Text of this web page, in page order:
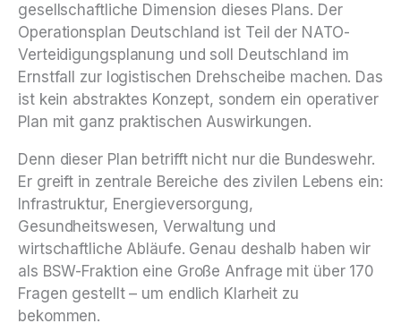
gesellschaftliche Dimension dieses Plans. Der
Operationsplan Deutschland ist Teil der NATO-
Verteidigungsplanung und soll Deutschland im
Ernstfall zur logistischen Drehscheibe machen. Das
ist kein abstraktes Konzept, sondern ein operativer
Plan mit ganz praktischen Auswirkungen.
Denn dieser Plan betrifft nicht nur die Bundeswehr.
Er greift in zentrale Bereiche des zivilen Lebens ein:
Infrastruktur, Energieversorgung,
Gesundheitswesen, Verwaltung und
wirtschaftliche Abläufe. Genau deshalb haben wir
als BSW-Fraktion eine Große Anfrage mit über 170
Fragen gestellt – um endlich Klarheit zu
bekommen.